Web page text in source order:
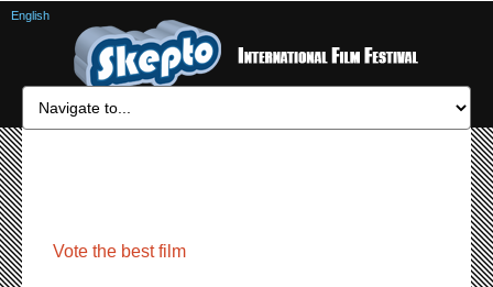
Vote the best film
English